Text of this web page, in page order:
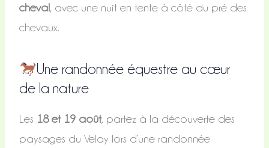
cheval , avec une nuit en tente à côté du pré des
chevaux.
Une randonnée équestre au cœur
de la nature
Les 18 et 19 août, partez à la découverte des
paysages du Velay lors d’une randonnée